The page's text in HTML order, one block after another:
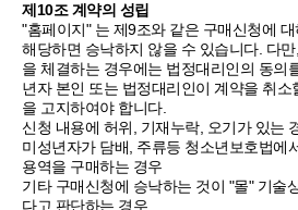
제10조 계약의 성립
"홈페이지" 는 제9조와 같은 구매신청에
해당하면 승낙하지 않을 수 있습니다. 다
을 체결하는 경우에는 법정대리인의 동의
년자 본인 또는 법정대리인이 계약을 취소
을 고지하여야 합니다.
신청 내용에 허위, 기재누락, 오기가 있는
미성년자가 담배, 주류등 청소년보호법에
용역을 구매하는 경우
기타 구매신청에 승낙하는 것이 "몰" 기술
다고 판단하는 경우